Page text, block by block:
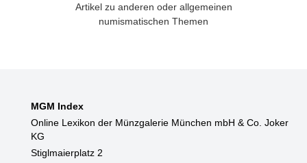
Artikel zu anderen oder allgemeinen
numismatischen Themen
MGM Index
Online Lexikon der Münzgalerie München mbH & Co. Joker
KG
Stiglmaierplatz 2